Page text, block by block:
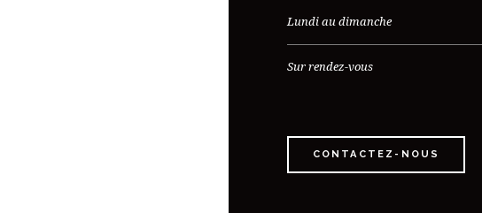
Lundi au dimanche
Sur rendez-vous
CONTACTEZ-NOUS